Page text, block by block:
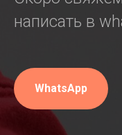
написать в
WhatsApp